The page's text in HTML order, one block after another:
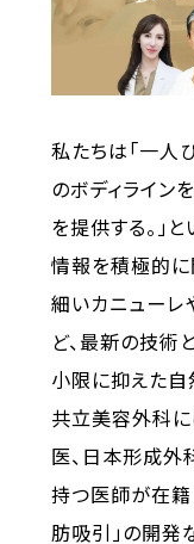
私たちは「一人
のボディライン
を提供する。」
情報を積極的に
細いカニュー
ど、最新の技術
小限に抑えた自
共立美容外科
医、日本形成外
持つ医師が在籍
肪吸引」の開発